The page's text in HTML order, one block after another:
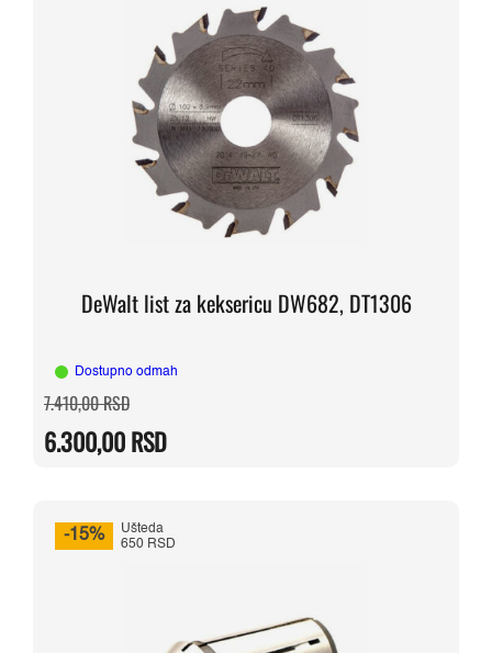
DeWalt list za keksericu DW682, DT1306
Dostupno odmah
7.410,00RSDOriginalna
cena
bila:
7.410,00 RSD.
6.300,00RSD
Trenutna
cena
6.300,00 RSD.
-15%
Ušteda
650 RSD